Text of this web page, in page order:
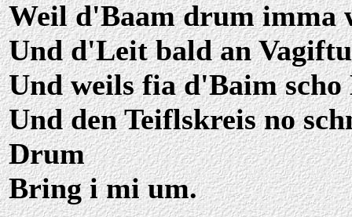
Weil d'Baam drum imma
Und d'Leit bald an
Und weils fia d'Baim scho
Und den Teiflskreis no
Drum
Bring i mi um.